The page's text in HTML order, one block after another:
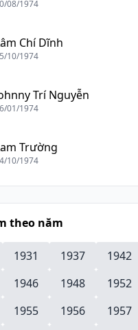
08/1974
Chí Dĩnh
10/1974
Trí Nguyễn
01/1974
Trường
10/1974
theo năm
1931 1937 1942
1946 1948 1952
1955 1956 1957